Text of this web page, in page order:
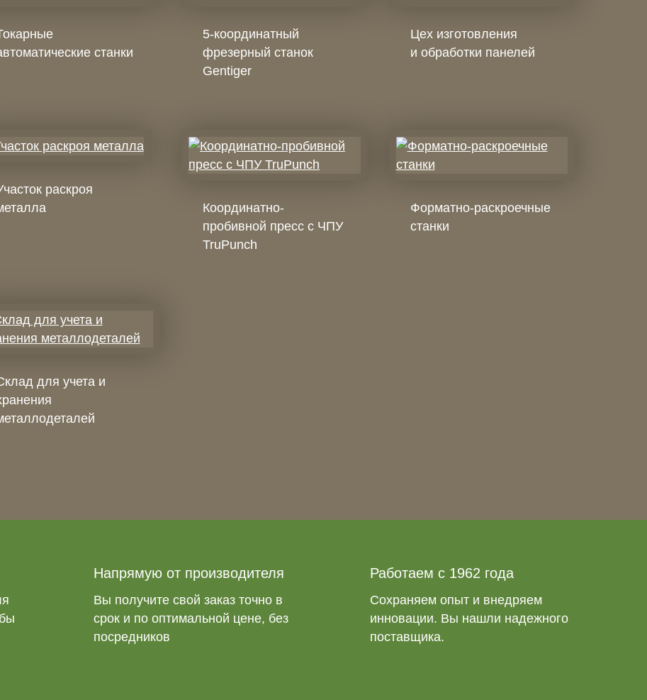
станки
5-координатный
фрезерный станок
Gentiger
Цех изготовления
и обработки панелей
раскроя
Координатно-
пробивной пресс с ЧПУ
TruPunch
Форматно-раскроечные
станки
для учета и
Напрямую от производителя
Вы получите свой заказ точно в
срок и по оптимальной цене, без
посредников
Работаем с 1962 года
Сохраняем опыт и внедряем
инновации. Вы нашли надежного
поставщика.